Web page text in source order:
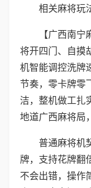
相关麻将玩
【广西南
将开四门、自摸
机智能调控洗牌
节奏，零卡牌零
洁，整机做工扎
地道广西麻将局
普通麻将机
牌，支持花牌翻
不会出错，操作